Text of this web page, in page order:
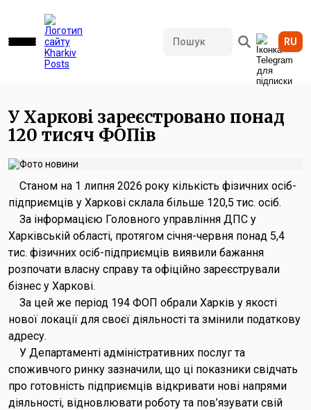
RU
598 переглядів • 07.07.2026 12:54
У Харкові зареєстровано понад
120 тисяч ФОПів
Станом на 1 липня 2026 року кількість фізичних осіб-
підприємців у Харкові склала більше 120,5 тис. осіб.
За інформацією Головного управління ДПС у
Харківській області, протягом січня-червня понад 5,4
тис. фізичних осіб-підприємців виявили бажання
розпочати власну справу та офіційно зареєстрували
бізнес у Харкові.
За цей же період 194 ФОП обрали Харків у якості
нової локації для своєї діяльності та змінили податкову
адресу.
У Департаменті адміністративних послуг та
споживчого ринку зазначили, що ці показники свідчать
про готовність підприємців відкривати нові напрями
діяльності, відновлювати роботу та пов’язувати свій